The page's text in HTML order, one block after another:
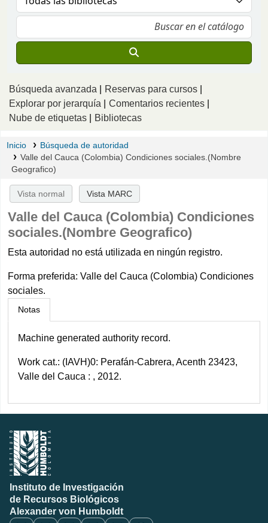
Búsqueda avanzada
Reservas para cursos
Explorar por jerarquía
Comentarios recientes
Nube de etiquetas
Bibliotecas
Inicio
Búsqueda de autoridad
Valle del Cauca (Colombia) Condiciones sociales.(Nombre
Geografico)
Vista normal Vista MARC
Valle del Cauca (Colombia) Condiciones
sociales.(Nombre Geografico)
Esta autoridad no está utilizada en ningún registro.
Forma preferida: Valle del Cauca (Colombia) Condiciones
sociales.
Notas
Machine generated authority record.
Work cat.: (IAVH)0: Perafán-Cabrera, Acenth 23423,
Valle del Cauca : , 2012.
Instituto de Investigación
de Recursos Biológicos
Alexander von Humboldt